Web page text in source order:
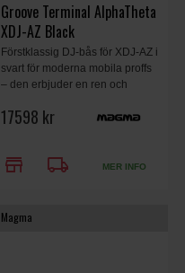
Groove Terminal AlphaTheta
XDJ-AZ Black
Förstklassig DJ-bås för XDJ-AZ i
svart för moderna mobila proffs
– den erbjuder en ren och
bröllop och företagsevenemang,
klubbar eller hemmastudior.
17598 kr
store local_shipping MER INFO
Magma